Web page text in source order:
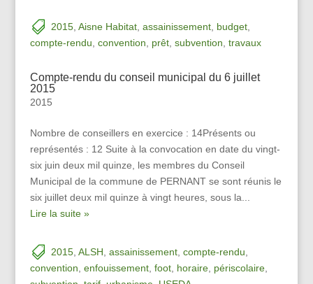
2015, Aisne Habitat, assainissement, budget,
compte-rendu convention prêt, subvention travaux
Compte-rendu du conseil municipal du 6 juillet
2015
2015
Nombre de conseillers en exercice : 14Présents ou
représentés : 12 Suite à la convocation en date du vingt-
six juin deux mil quinze, les membres du Conseil
Municipal de la commune de PERNANT se sont réunis le
six juillet deux mil quinze à vingt heures, sous la...
Lire la suite »
2015, ALSH assainissement, compte-rendu
convention enfouissement, foot, horaire, périscolaire,